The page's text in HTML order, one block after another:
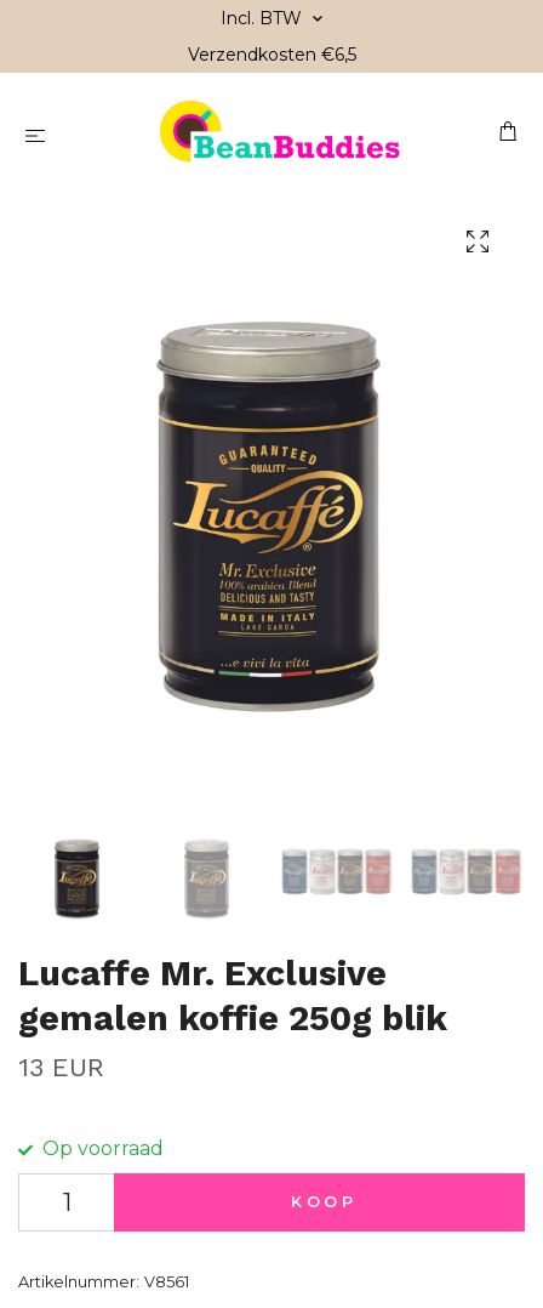
Incl. BTW
Verzendkosten €6,5
Lucaffe Mr. Exclusive
gemalen koffie 250g blik
13 EUR
Op voorraad
KOOP
Artikelnummer: V8561